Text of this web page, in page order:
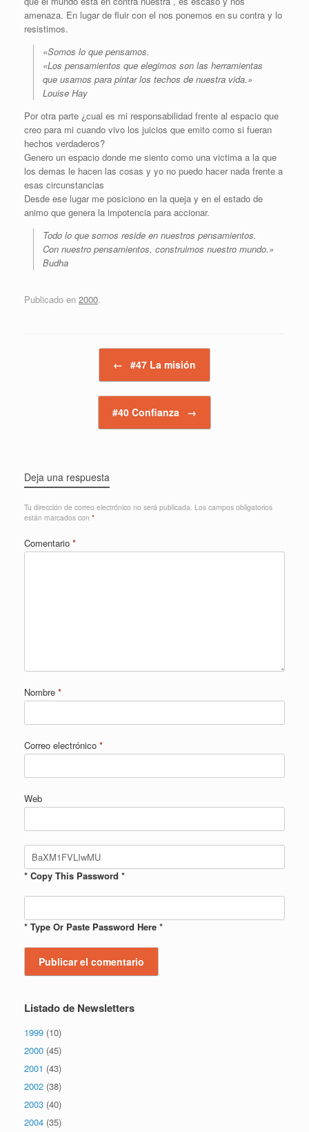
amenaza. En lugar de fluir con el nos ponemos en su contra y lo
resistimos.
«Somos lo que pensamos.
«Los pensamientos que elegimos son las herramientas
que usamos para pintar los techos de nuestra vida.»
Louise Hay
Por otra parte ¿cual es mi responsabilidad frente al espacio que
creo para mi cuando vivo los juicios que emito como si fueran
hechos verdaderos?
Genero un espacio donde me siento como una victima a la que
los demas le hacen las cosas y yo no puedo hacer nada frente a
esas circunstancias
Desde ese lugar me posiciono en la queja y en el estado de
animo que genera la impotencia para accionar.
Todo lo que somos reside en nuestros pensamientos.
Con nuestro pensamientos, construimos nuestro mundo.»
Budha
Publicado en 2000.
← #47 La misión
#40 Confianza →
Deja una respuesta
Tu dirección de correo electrónico no será publicada. Los campos obligatorios
están marcados con *
Comentario *
Nombre *
Correo electrónico *
Web
* Copy This Password *
* Type Or Paste Password Here *
Listado de Newsletters
1999 (10)
2000 (45)
2001 (43)
2002 (38)
2003 (40)
2004 (35)